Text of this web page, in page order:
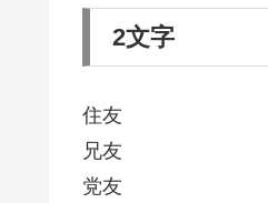
2文字
住友
兄友
党友